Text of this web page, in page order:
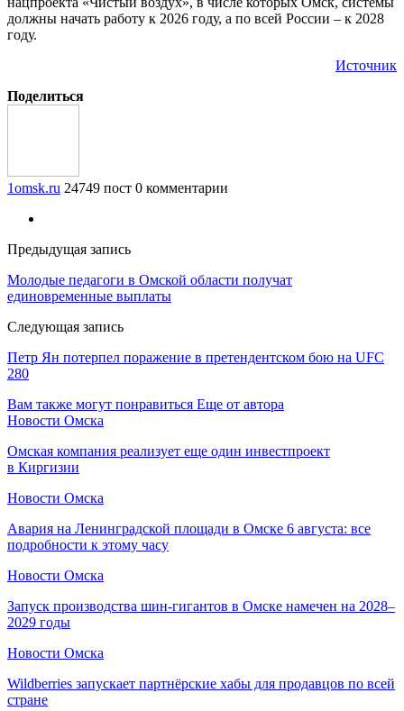
должны начать работу к 2026 году, а по всей России – к 2028
году.
Источник
Поделиться
1omsk.ru 24749 пост 0 комментарии
Предыдущая запись
Молодые педагоги в Омской области получат
единовременные выплаты
Следующая запись
Петр Ян потерпел поражение в претендентском бою на UFC
280
Вам также могут понравиться Еще от автора
Новости Омска
Омская компания реализует еще один инвестпроект
в Киргизии
Новости Омска
Авария на Ленинградской площади в Омске 6 августа: все
подробности к этому часу
Новости Омска
Запуск производства шин-гигантов в Омске намечен на 2028–
2029 годы
Новости Омска
Wildberries запускает партнёрские хабы для продавцов по всей
стране